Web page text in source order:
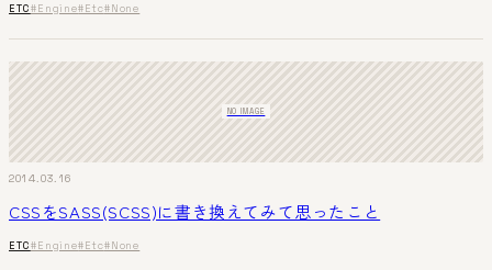
ETC#Engine#Etc#None
NO IMAGE
2014.03.16
CSSをSASS(SCSS)に書き換えてみて思ったこと
ETC#Engine#Etc#None